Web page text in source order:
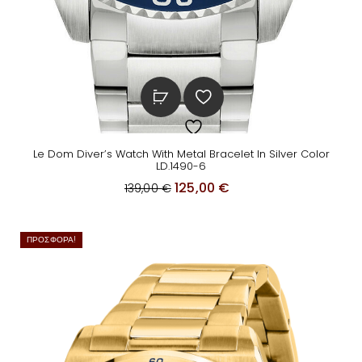
Le Dom Diver’s Watch With Metal Bracelet In Silver Color
LD.1490-6
139,00€ O
i
n
a
l
125,00 €
χ
ο
υ
σ
ΠΡΟΣΦΟΡΆ!